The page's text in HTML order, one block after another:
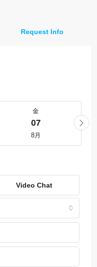
Request Info
金
07
8月
Video Chat